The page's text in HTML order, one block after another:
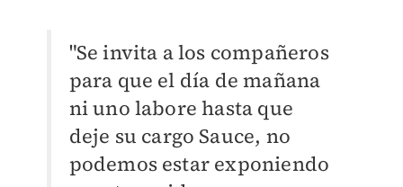
"Se invita a los compañeros
para que el día de mañana
ni uno labore hasta que
deje su cargo Sauce, no
podemos estar exponiendo